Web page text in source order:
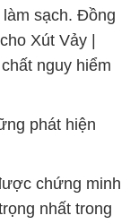
sạch. Đồng
Xút Vảy |
nguy hiểm
phát hiện
chứng minh
nhất trong